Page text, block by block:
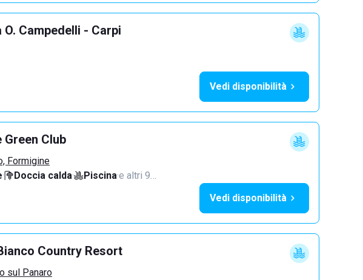
O. Campedelli - Carpi
Vedi disponibilità
Green Club
Formigine
· Doccia calda· Piscina·e altri 9…
Vedi disponibilità
Country Resort
sul Panaro